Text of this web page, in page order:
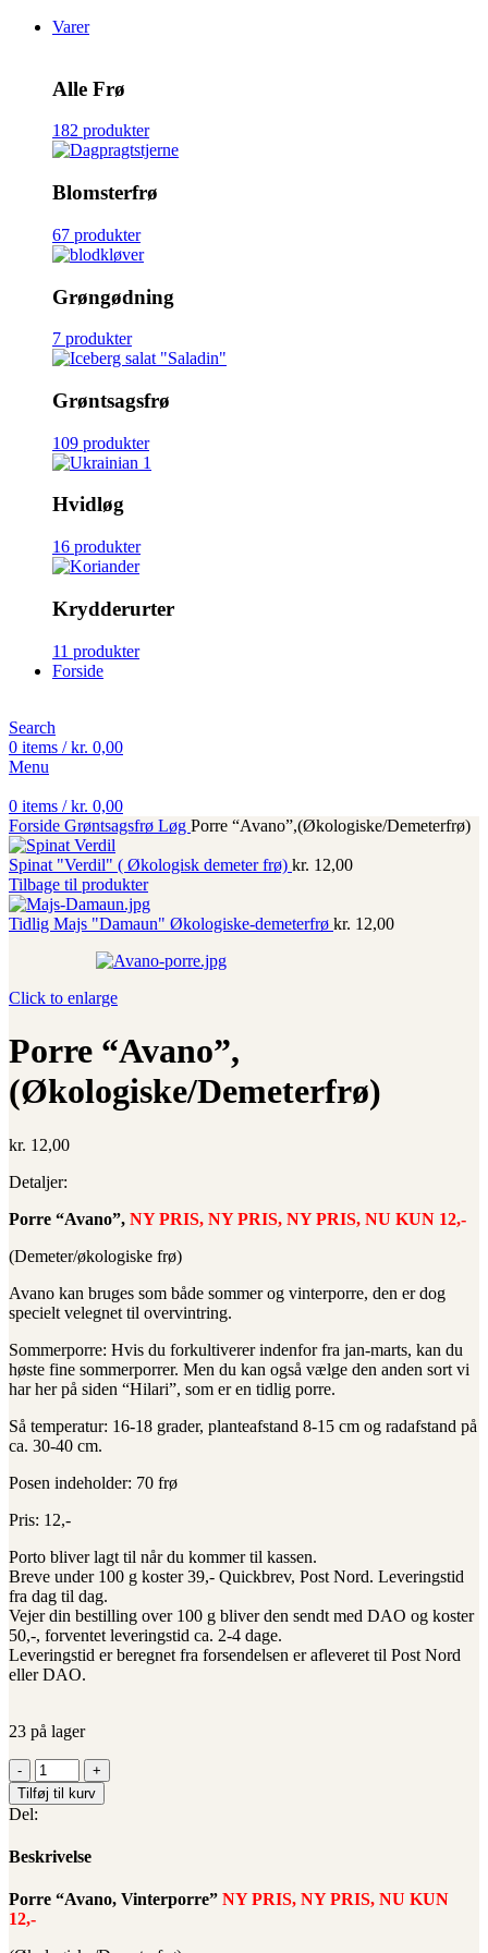
Varer
Alle Frø
182 produkter
Blomsterfrø
67 produkter
Grøngødning
7 produkter
Grøntsagsfrø
109 produkter
Hvidløg
16 produkter
Krydderurter
11 produkter
Forside
Search
0 items / kr. 0,00
Menu
0 items / kr. 0,00
Forside Grøntsagsfrø Løg Porre “Avano”,(Økologiske/Demeterfrø)
Spinat "Verdil" ( Økologisk demeter frø) kr. 12,00
Tilbage til produkter
Tidlig Majs "Damaun" Økologiske-demeterfrø kr. 12,00
Click to enlarge
Porre “Avano”,
(Økologiske/Demeterfrø)
kr. 12,00
Detaljer:
Porre “Avano”, NY PRIS, NY PRIS, NY PRIS, NU KUN 12,-
(Demeter/økologiske frø)
Avano kan bruges som både sommer og vinterporre, den er dog
specielt velegnet til overvintring.
Sommerporre: Hvis du forkultiverer indenfor fra jan-marts, kan du
høste fine sommerporrer. Men du kan også vælge den anden sort vi
har her på siden “Hilari”, som er en tidlig porre.
Så temperatur: 16-18 grader, planteafstand 8-15 cm og radafstand på
ca. 30-40 cm.
Posen indeholder: 70 frø
Pris: 12,-
Porto bliver lagt til når du kommer til kassen.
Breve under 100 g koster 39,- Quickbrev, Post Nord. Leveringstid
fra dag til dag.
Vejer din bestilling over 100 g bliver den sendt med DAO og koster
50,-, forventet leveringstid ca. 2-4 dage.
Leveringstid er beregnet fra forsendelsen er afleveret til Post Nord
eller DAO.
23 på lager
Porre
"Avano",
(Økologiske/Demeterfrø)
antal
Tilføj til kurv
Del:
Beskrivelse
Porre “Avano, Vinterporre” NY PRIS, NY PRIS, NU KUN
12,-